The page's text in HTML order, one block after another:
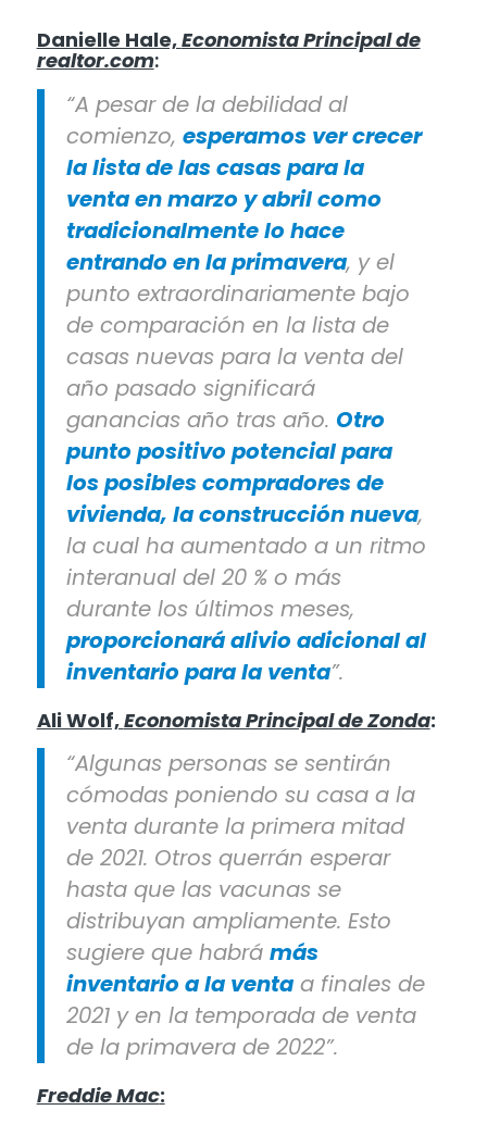
Danielle Hale,Economista Principal de
realtor.com:
“A pesar de la debilidad al
comienzo, esperamos ver crecer
la lista de las casas para la
venta en marzo y abril como
tradicionalmente lo hace
entrando en la primavera, y el
punto extraordinariamente bajo
de comparación en la lista de
casas nuevas para la venta del
año pasado significará
ganancias año tras año. Otro
punto positivo potencial para
los posibles compradores de
vivienda, la construcción nueva,
la cual ha aumentado a un ritmo
interanual del 20 % o más
durante los últimos meses,
proporcionará alivio adicional al
inventario para la venta”.
Ali Wolf,Economista Principal de Zonda:
“Algunas personas se sentirán
cómodas poniendo su casa a la
venta durante la primera mitad
de 2021. Otros querrán esperar
hasta que las vacunas se
distribuyan ampliamente. Esto
sugiere que habrá más
inventario a la ventaa finales de
2021 y en la temporada de venta
de la primavera de 2022”.
Freddie Mac: